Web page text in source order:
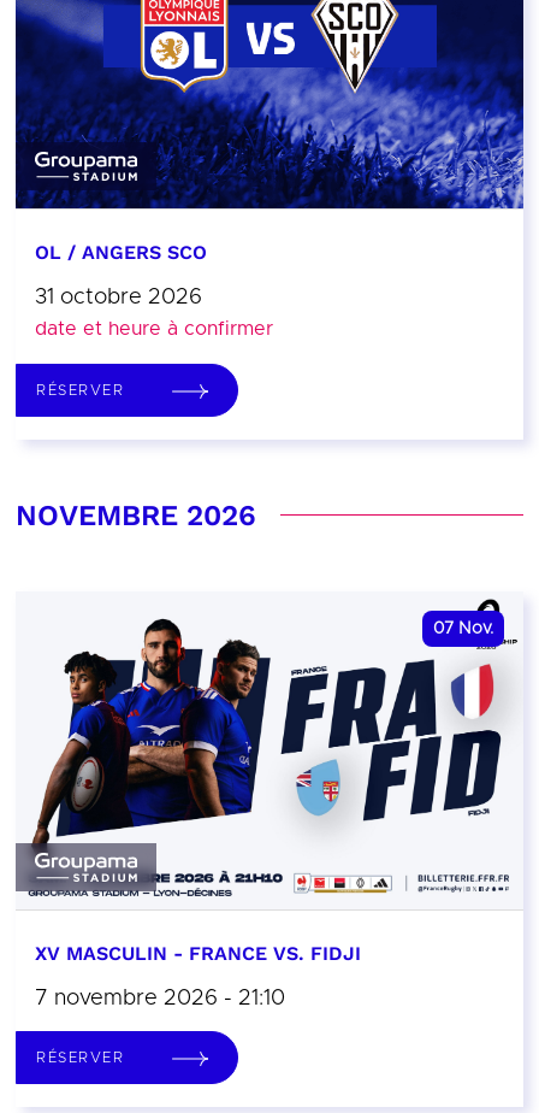
OL / ANGERS SCO
31 octobre 2026
date et heure à confirmer
RÉSERVER
NOVEMBRE 2026
07 Nov.
XV MASCULIN - FRANCE VS. FIDJI
7 novembre 2026 - 21:10
RÉSERVER